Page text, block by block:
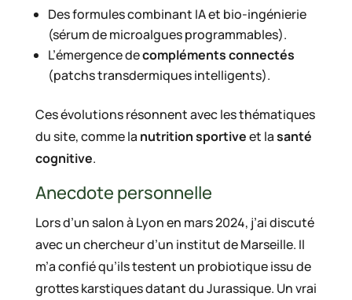
Des formules combinant IA et bio-ingénierie
(sérum de microalgues programmables).
L’émergence decompléments connectés
(patchs transdermiques intelligents).
Ces évolutions résonnent avec les thématiques
du site, comme la nutrition sportiveet lasanté
cognitive.
Anecdote personnelle
Lors d’un salon à Lyon en mars 2024, j’ai discuté
avec un chercheur d’un institut de Marseille. Il
m’a confié qu’ils testent un probiotique issu de
grottes karstiques datant du Jurassique. Un vrai